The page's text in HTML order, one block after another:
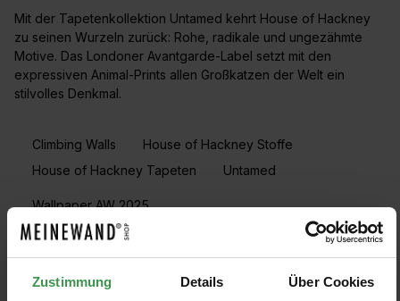
Zustimmung Details Über Cookies
Mit der Tapetenkollektion Untamed kehrt House of Hackney
zu seinen Wurzeln zurück: Rohe, radikale und ungezähmte
Motive. Das Londoner Avantgarde-Label setzt mit den
expressiven Animal-Prints allen Großkatzen der Welt ein
stilvolles Denkmal.
Climbing Walls
House of Hackney Stoffe
House of Hackney Tapeten
Untamed
Wallpaper AW 2025
PRODUKTE FILTERN